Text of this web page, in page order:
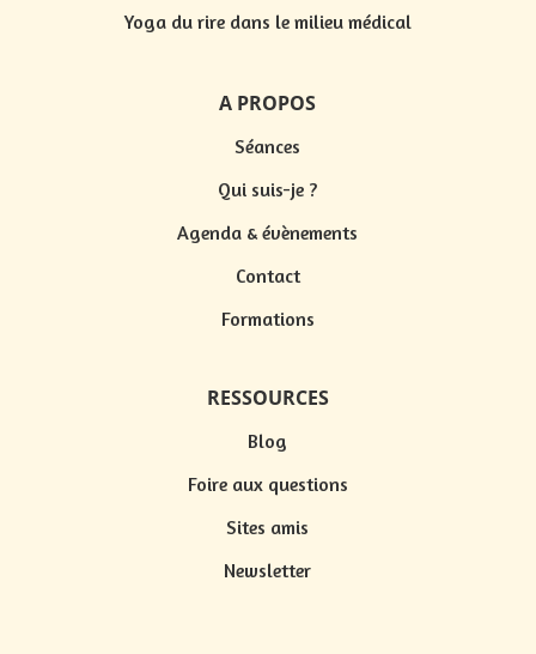
Yoga du rire dans le milieu médical
A PROPOS
Séances
Qui suis-je ?
Agenda & évènements
Contact
Formations
RESSOURCES
Blog
Foire aux questions
Sites amis
Newsletter